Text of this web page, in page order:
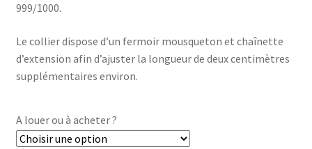
999/1000.
Le collier dispose d’un fermoir mousqueton et chaînette
d’extension afin d’ajuster la longueur de deux centimètres
supplémentaires environ.
A louer ou à acheter ?